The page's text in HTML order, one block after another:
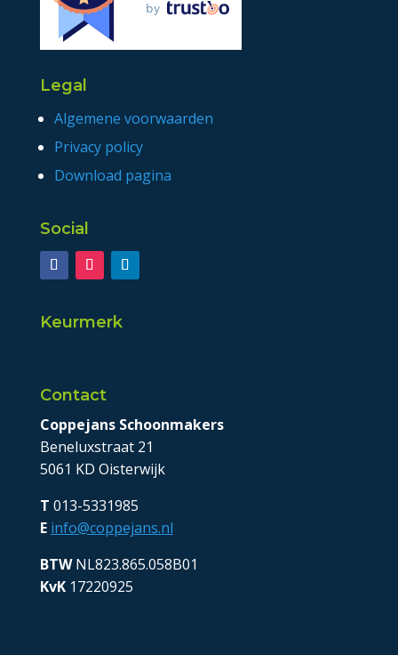
by
Legal
Algemene voorwaarden
Privacy policy
Download pagina
Social
Keurmerk
Contact
Coppejans Schoonmakers
Beneluxstraat 21
5061 KD Oisterwijk
T 013-5331985
E info@coppejans.nl
BTWNL823.865.058B01
KvK 17220925